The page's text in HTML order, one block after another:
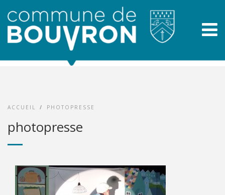
ACCUEIL / PHOTOPRESSE
photopresse